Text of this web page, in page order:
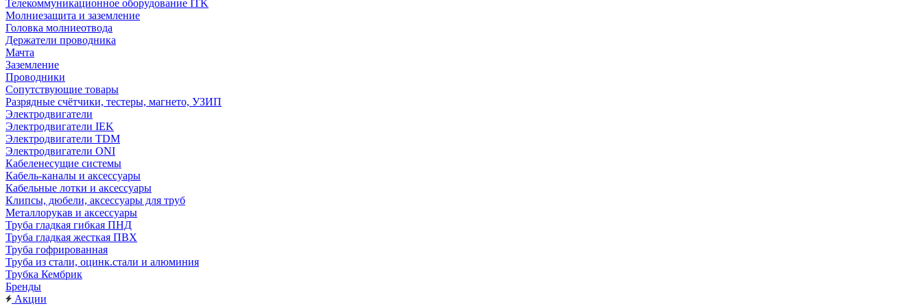
Телекоммуникационное оборудование ITK
Молниезащита и заземление
Головка молниеотвода
Держатели проводника
Мачта
Заземление
Проводники
Сопутствующие товары
Разрядные счётчики, тестеры, магнето, УЗИП
Электродвигатели
Электродвигатели IEK
Электродвигатели TDM
Электродвигатели ONI
Кабеленесущие системы
Кабель-каналы и аксессуары
Кабельные лотки и аксессуары
Клипсы, дюбели, аксессуары для труб
Металлорукав и аксессуары
Труба гладкая гибкая ПНД
Труба гладкая жесткая ПВХ
Труба гофрированная
Труба из стали, оцинк.стали и алюминия
Трубка Кембрик
Бренды
Акции